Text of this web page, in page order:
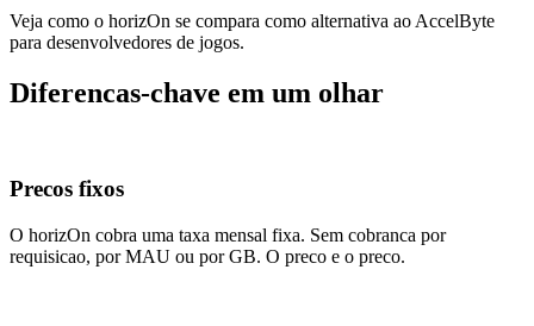
Veja como o horizOn se compara como alternativa ao AccelByte
para desenvolvedores de jogos.
Diferencas-chave em um olhar
Precos fixos
O horizOn cobra uma taxa mensal fixa. Sem cobranca por
requisicao, por MAU ou por GB. O preco e o preco.